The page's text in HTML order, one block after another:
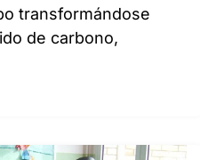
transformándose
de carbono,